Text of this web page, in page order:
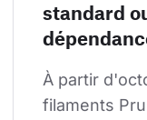
standard
À partir
filaments